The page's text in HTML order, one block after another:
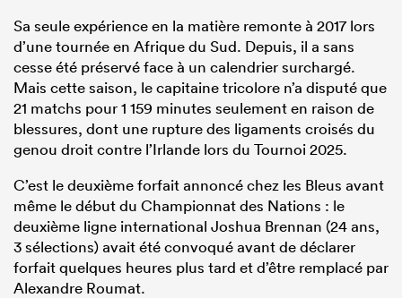
Sa seule expérience en la matière remonte à 2017 lors
d’une tournée en Afrique du Sud. Depuis, il a sans
cesse été préservé face à un calendrier surchargé.
Mais cette saison, le capitaine tricolore n’a disputé que
21 matchs pour 1 159 minutes seulement en raison de
blessures, dont une rupture des ligaments croisés du
genou droit contre l’Irlande lors du Tournoi 2025.
C’est le deuxième forfait annoncé chez les Bleus avant
même le début du Championnat des Nations : le
deuxième ligne international Joshua Brennan (24 ans,
3 sélections) avait été convoqué avant de déclarer
forfait quelques heures plus tard et d’être remplacé par
Alexandre Roumat.